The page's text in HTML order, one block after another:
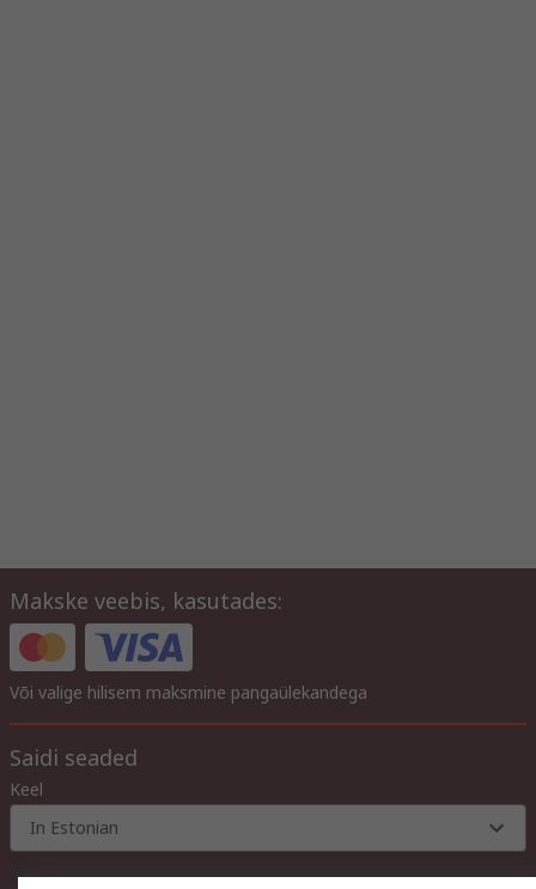
Makske veebis, kasutades:
Või valige hilisem maksmine pangaülekandega
Saidi seaded
Keel
In Estonian